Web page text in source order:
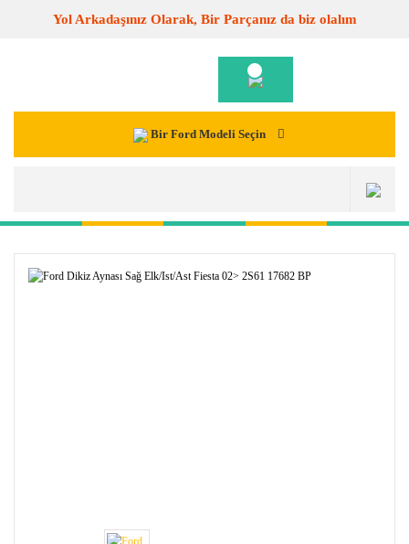
Yol Arkadaşınız Olarak, Bir Parçanız da biz olalım
Bir Ford Modeli Seçin